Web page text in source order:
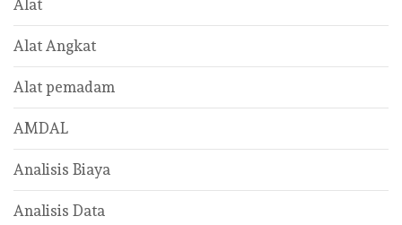
Alat
Alat Angkat
Alat pemadam
AMDAL
Analisis Biaya
Analisis Data